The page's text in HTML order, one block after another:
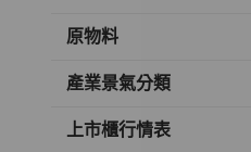
原物料
產業景氣分類
上市櫃行情表